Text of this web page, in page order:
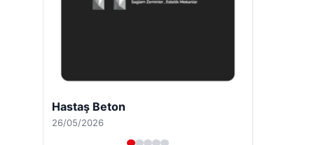
Hastaş Beton
26/05/2026